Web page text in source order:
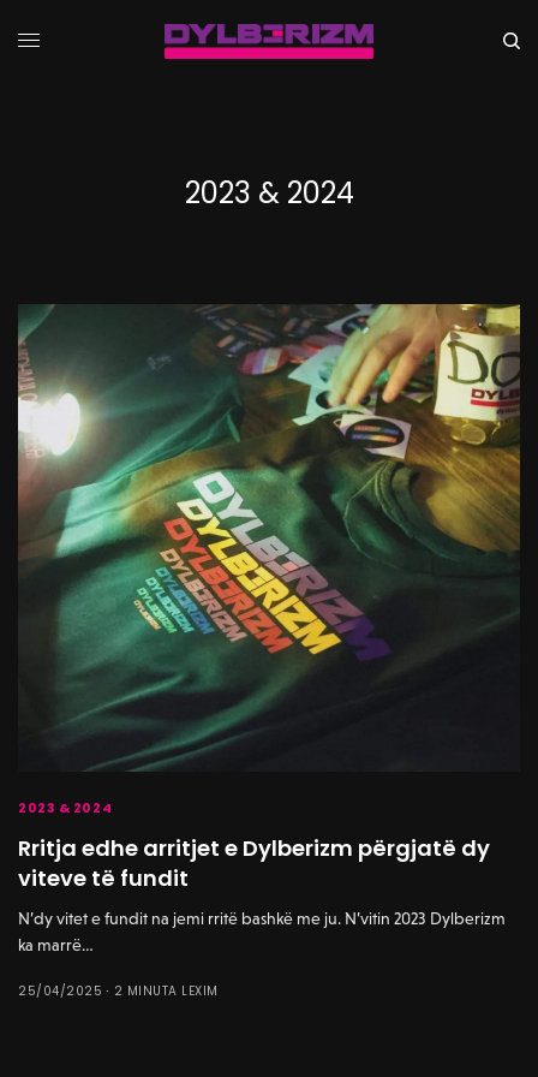
2023 & 2024
2023 & 2024
Rritja edhe arritjet e Dylberizm përgjatë dy
viteve të fundit
N’dy vitet e fundit na jemi rritë bashkë me ju. N’vitin 2023 Dylberizm
ka marrë…
25/04/2025 2 MINUTA LEXIM